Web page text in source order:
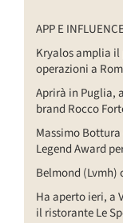
APP E
Kryalos amplia
operazioni a
Aprirà in Puglia,
brand Rocco
Massimo
Legend Award
Belmond (Lvmh)
Ha aperto ieri, a
il ristorante Le